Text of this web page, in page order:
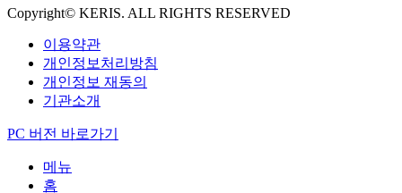
Copyright© KERIS. ALL RIGHTS RESERVED
이용약관
개인정보처리방침
개인정보 재동의
기관소개
PC 버전 바로가기
메뉴
홈